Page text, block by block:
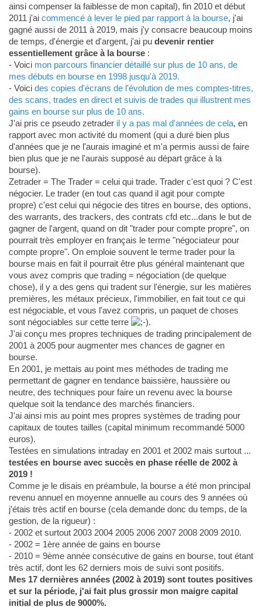
ainsi compenser la faiblesse de mon capital), fin 2010 et début
2011 j'ai commencé à lever le pied par rapport à la bourse, j'ai
gagné aussi de 2011 à 2019, mais j'y consacre beaucoup moins
de temps, d'énergie et d'argent, j'ai pu devenir rentier
essentiellement grâce à la bourse:
- Voici mon parcours financier détaillé sur plus de 10 ans, de
mes débuts en bourse en 1998 jusqu'à 2019.
- Voici des copies d'écrans de l'évolution de mes comptes-titres,
des scans, trades en direct et suivis de trades qui illustrent mes
gains en bourse sur plus de 10 ans.
J'ai pris ce pseudo zetrader il y a pas mal d'années de cela, en
rapport avec mon activité du moment (qui a duré bien plus
d'années que je ne l'aurais imaginé et m'a permis aussi de faire
bien plus que je ne l'aurais supposé au départ grâce à la
bourse).
Zetrader = The Trader = celui qui trade. Trader c'est quoi ? C'est
négocier. Le trader (en tout cas quand il agit pour compte
propre) c'est celui qui négocie des titres en bourse, des options,
des warrants, des trackers, des contrats cfd etc...dans le but de
gagner de l'argent, quand on dit "trader pour compte propre", on
pourrait très employer en français le terme "négociateur pour
compte propre". On emploie souvent le terme trader pour la
bourse mais en fait il pourrait être plus général maintenant que
vous avez compris que trading = négociation (de quelque
chose), il y a des gens qui tradent sur l'énergie, sur les matières
premières, les métaux précieux, l'immobilier, en fait tout ce qui
est négociable, et vous l'avez compris, un paquet de choses
sont négociables sur cette terre
.
J'ai conçu mes propres techniques de trading principalement de
2001 à 2005 pour augmenter mes chances de gagner en
bourse.
En 2001, je mettais au point mes méthodes de trading me
permettant de gagner en tendance baissière, haussière ou
neutre, des techniques pour faire un revenu avec la bourse
quelque soit la tendance des marchés financiers.
J'ai ainsi mis au point mes propres systèmes de trading pour
capitaux de toutes tailles (capital minimum recommandé 5000
euros).
Testées en simulations intraday en 2001 et 2002 mais surtout ...
testées en bourse avec succès en phase réelle de 2002 à
2019 !
Comme je le disais en préambule, la bourse a été mon principal
revenu annuel en moyenne annuelle au cours des 9 années où
j'étais très actif en bourse (cela demande donc du temps, de la
gestion, de la rigueur) :
- 2002 et surtout 2003 2004 2005 2006 2007 2008 2009 2010.
- 2002 = 1ère année de gains en bourse
- 2010 = 9ème année consécutive de gains en bourse, tout étant
très actif, dont les 62 derniers mois de suivi sont positifs.
Mes 17 dernières années (2002 à 2019) sont toutes positives
et sur la période, j'ai fait plus grossir mon maigre capital
initial de plus de 9000%.